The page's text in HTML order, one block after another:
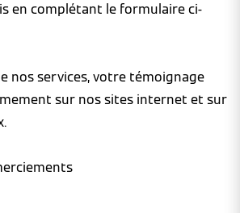
en complétant le formulaire ci-
nos services, votre témoignage
sur nos sites internet et sur